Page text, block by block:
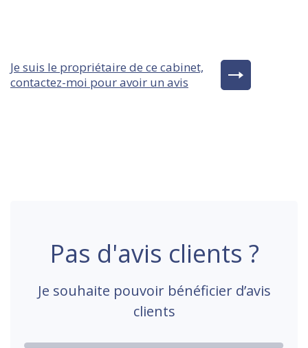
Je suis le propriétaire de ce cabinet,
contactez-moi pour avoir un avis
Pas d'avis clients ?
Je souhaite pouvoir bénéficier d’avis
clients